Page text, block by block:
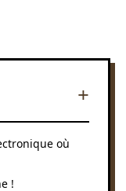
où
!